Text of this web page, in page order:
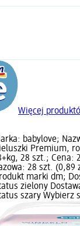
Więcej
babylove;
Premium,
28 szt.; Cena:
28 szt. (0,89
marki dm;
zielony
szary Wybierz